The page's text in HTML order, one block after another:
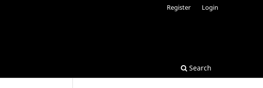
Search
Register Login